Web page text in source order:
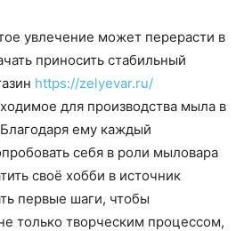
увлечение может перерасти в
приносить стабильный
https://zelyevar.ru/
для производства мыла в
ему каждый
себя в роли мыловара
своё хобби в источник
первые шаги, чтобы
только творческим процессом,